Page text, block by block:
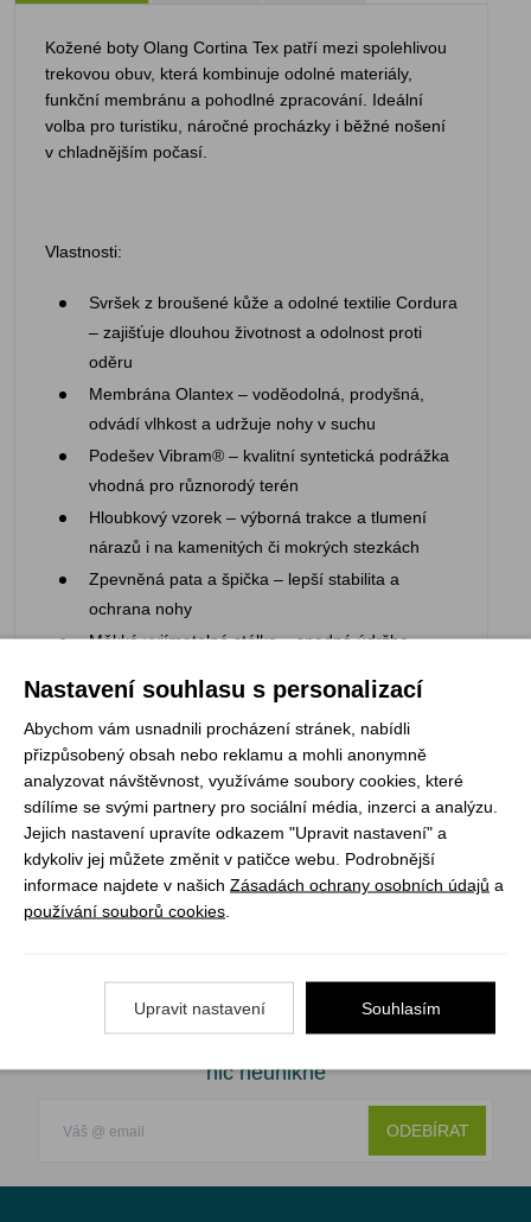
Kožené boty Olang Cortina Tex patří mezi spolehlivou
trekovou obuv, která kombinuje odolné materiály,
funkční membránu a pohodlné zpracování. Ideální
volba pro turistiku, náročné procházky i běžné nošení
v chladnějším počasí.
Vlastnosti:
Svršek z broušené kůže a odolné textilie Cordura
– zajišťuje dlouhou životnost a odolnost proti
oděru
Membrána Olantex – voděodolná, prodyšná,
odvádí vlhkost a udržuje nohy v suchu
Podešev Vibram® – kvalitní syntetická podrážka
vhodná pro různorodý terén
Hloubkový vzorek – výborná trakce a tlumení
nárazů i na kamenitých či mokrých stezkách
Zpevněná pata a špička – lepší stabilita a
ochrana nohy
Měkká vyjímatelná stélka – snadná údržba,
Polstrování kolem kotníku a lehce vyztužený
jazyk – příjemné nošení bez otlaků
Olang Cortina Tex jsou boty navržené pro aktivní lidi,
kteří nechtějí dělat kompromisy mezi komfortem,
funkčností a stylem. Ideální pro výlety do hor, turistiku i
každodenní nošení v náročnějších podmínkách.
nic neunikne
ODEBÍRAT
Nastavení souhlasu s personalizací
Abychom vám usnadnili procházení stránek, nabídli
přizpůsobený obsah nebo reklamu a mohli anonymně
analyzovat návštěvnost, využíváme soubory cookies, které
sdílíme se svými partnery pro sociální média, inzerci a analýzu.
Jejich nastavení upravíte odkazem "Upravit nastavení" a
kdykoliv jej můžete změnit v patičce webu. Podrobnější
informace najdete v našich Zásadách ochrany osobních údajů a
používání souborů cookies
Upravit nastavení Souhlasím